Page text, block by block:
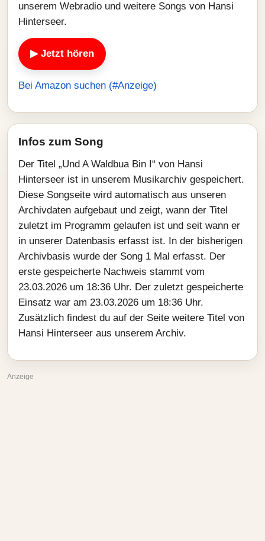
unserem Webradio und weitere Songs von Hansi
Hinterseer.
▶ Jetzt hören
Bei Amazon suchen (#Anzeige)
Infos zum Song
Der Titel „Und A Waldbua Bin I“ von Hansi
Hinterseer ist in unserem Musikarchiv gespeichert.
Diese Songseite wird automatisch aus unseren
Archivdaten aufgebaut und zeigt, wann der Titel
zuletzt im Programm gelaufen ist und seit wann er
in unserer Datenbasis erfasst ist. In der bisherigen
Archivbasis wurde der Song 1 Mal erfasst. Der
erste gespeicherte Nachweis stammt vom
23.03.2026 um 18:36 Uhr. Der zuletzt gespeicherte
Einsatz war am 23.03.2026 um 18:36 Uhr.
Zusätzlich findest du auf der Seite weitere Titel von
Hansi Hinterseer aus unserem Archiv.
Anzeige